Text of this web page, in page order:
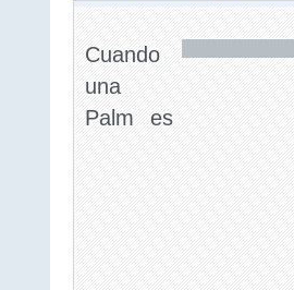
Cuando
una
Palm es